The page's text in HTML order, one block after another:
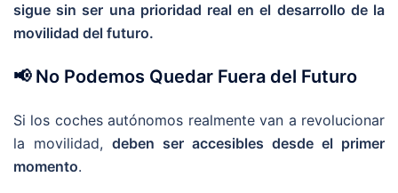
sigue sin ser una prioridad real en el desarrollo de la
movilidad del futuro.
📢 No Podemos Quedar Fuera del Futuro
Si los coches autónomos realmente van a revolucionar
la movilidad, deben ser accesibles desde el primer
momento.